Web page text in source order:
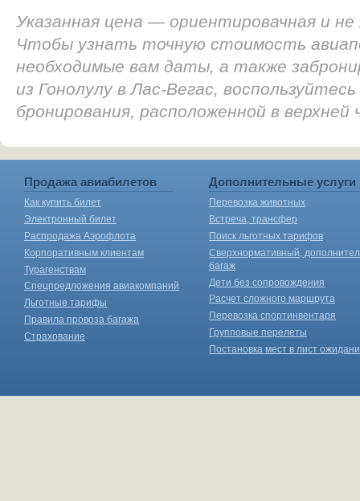
Указанная цена — ориентировачная и
Чтобы узнать точную стоимость
необходимые вам даты, а также
из Гонолулу в Лас-Вегас,
бронирования, расположенной в
Продажа авиабилетов
Как купить билет
Электронный билет
Распродажа Аэрофлота
Корпоративным клиентам
Турагенствам
Спецпредложения авиакомпаний
Льготные тарифы
Правила провоза багажа
Страхование
Дополнительные услуги
Перевозка животных
Встреча, трансфер
Поиск льготных тарифов
Сверхнормативный,
багаж
Дети без сопровождения
Расчет сложного маршрута
Перевозка спортинвентаря
Групповые перелеты
Постановка мест в лист